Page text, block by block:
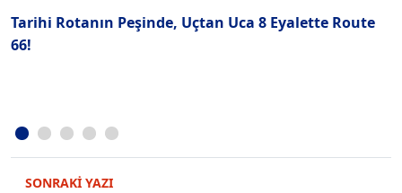
Tarihi Rotanın Peşinde, Uçtan Uca 8 Eyalette Route
66!
SONRAKİ YAZI